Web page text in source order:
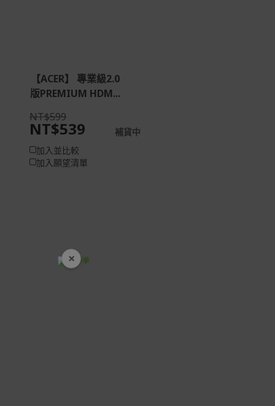
信用卡一次付清：支援Visa、Master Card及JCB卡
別
信用卡分期付款：限指定商品使用，滿1千享3期0利
率/滿1萬享3期0利率/滿3萬享12期0利率
銀行帳戶轉帳：使用一次性虛擬帳戶
LINEPAY(含iPASS MONEY)
【ACER】 專業級2.0
版PREMIUM HDM...
NT$539
NT$599
補貨中
加入並比較
加入願望清單
× 開學裝備全面降價